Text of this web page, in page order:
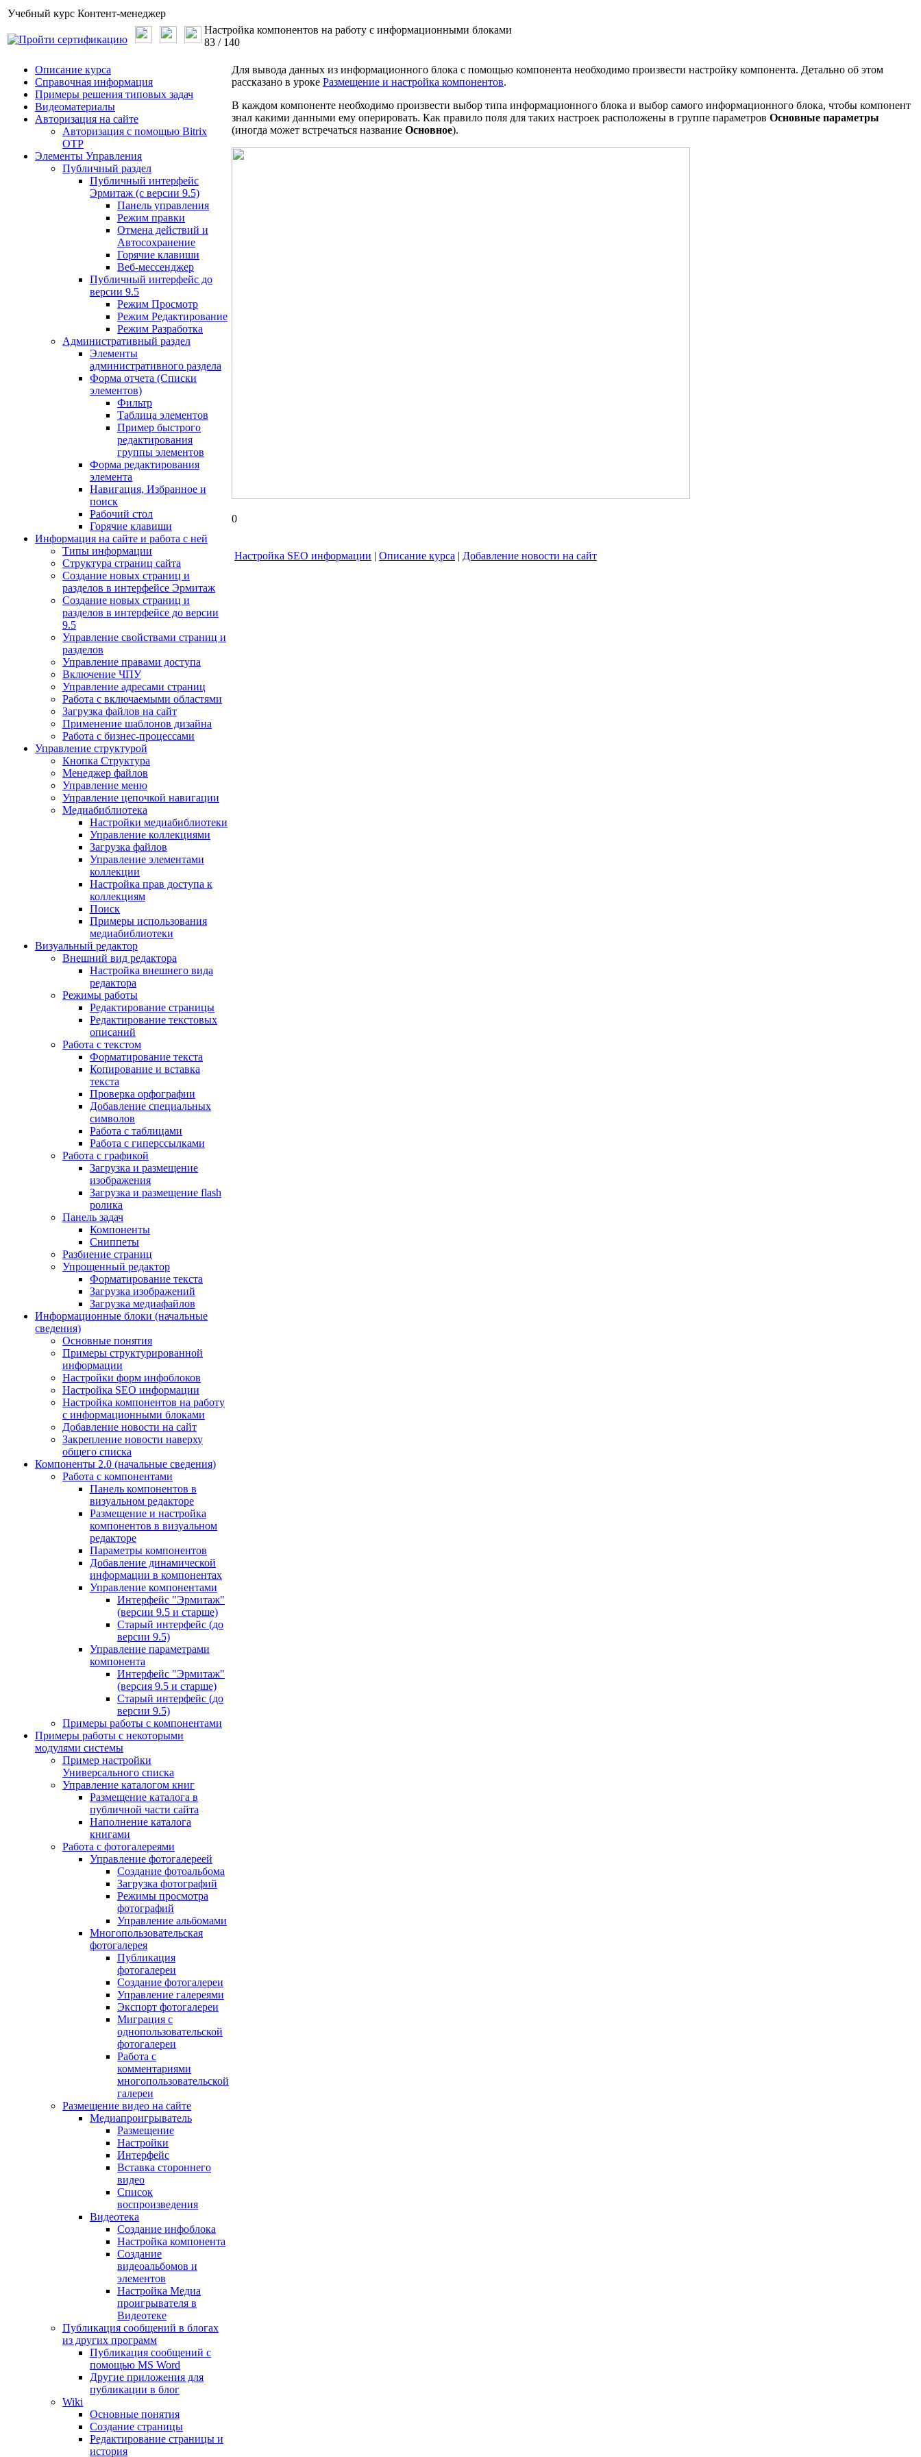
Учебный курс Контент-менеджер
Настройка компонентов на работу с информационными блоками
83 / 140
Описание курса
Справочная информация
Примеры решения типовых задач
Видеоматериалы
Авторизация на сайте
Авторизация с помощью Bitrix
OTP
Элементы Управления
Публичный раздел
Публичный интерфейс
Эрмитаж (с версии 9.5)
Панель управления
Режим правки
Отмена действий и
Автосохранение
Горячие клавиши
Веб-мессенджер
Публичный интерфейс до
версии 9.5
Режим Просмотр
Режим Редактирование
Режим Разработка
Административный раздел
Элементы
административного раздела
Форма отчета (Списки
элементов)
Фильтр
Таблица элементов
Пример быстрого
редактирования
группы элементов
Форма редактирования
элемента
Навигация, Избранное и
поиск
Рабочий стол
Горячие клавиши
Информация на сайте и работа с ней
Типы информации
Структура страниц сайта
Создание новых страниц и
разделов в интерфейсе Эрмитаж
Создание новых страниц и
разделов в интерфейсе до версии
9.5
Управление свойствами страниц и
разделов
Управление правами доступа
Включение ЧПУ
Управление адресами страниц
Работа с включаемыми областями
Загрузка файлов на сайт
Применение шаблонов дизайна
Работа с бизнес-процессами
Управление структурой
Кнопка Структура
Менеджер файлов
Управление меню
Управление цепочкой навигации
Медиабиблиотека
Настройки медиабиблиотеки
Управление коллекциями
Загрузка файлов
Управление элементами
коллекции
Настройка прав доступа к
коллекциям
Поиск
Примеры использования
медиабиблиотеки
Визуальный редактор
Внешний вид редактора
Настройка внешнего вида
редактора
Режимы работы
Редактирование страницы
Редактирование текстовых
описаний
Работа с текстом
Форматирование текста
Копирование и вставка
текста
Проверка орфографии
Добавление специальных
символов
Работа с таблицами
Работа с гиперссылками
Работа с графикой
Загрузка и размещение
изображения
Загрузка и размещение flash
ролика
Панель задач
Компоненты
Сниппеты
Разбиение страниц
Упрощенный редактор
Форматирование текста
Загрузка изображений
Загрузка медиафайлов
Информационные блоки (начальные
сведения)
Основные понятия
Примеры структурированной
информации
Настройки форм инфоблоков
Настройка SEO информации
Настройка компонентов на работу
с информационными блоками
Добавление новости на сайт
Закрепление новости наверху
общего списка
Компоненты 2.0 (начальные сведения)
Работа с компонентами
Панель компонентов в
визуальном редакторе
Размещение и настройка
компонентов в визуальном
редакторе
Параметры компонентов
Добавление динамической
информации в компонентах
Управление компонентами
Интерфейс "Эрмитаж"
(версии 9.5 и старше)
Старый интерфейс (до
версии 9.5)
Управление параметрами
компонента
Интерфейс "Эрмитаж"
(версия 9.5 и старше)
Старый интерфейс (до
версии 9.5)
Примеры работы с компонентами
Примеры работы с некоторыми
модулями системы
Пример настройки
Универсального списка
Управление каталогом книг
Размещение каталога в
публичной части сайта
Наполнение каталога
книгами
Работа с фотогалереями
Управление фотогалереей
Создание фотоальбома
Загрузка фотографий
Режимы просмотра
фотографий
Управление альбомами
Многопользовательская
фотогалерея
Публикация
фотогалереи
Создание фотогалереи
Управление галереями
Экспорт фотогалереи
Миграция с
однопользовательской
фотогалереи
Работа с
комментариями
многопользовательской
галереи
Размещение видео на сайте
Медиапроигрыватель
Размещение
Настройки
Интерфейс
Вставка стороннего
видео
Список
воспроизведения
Видеотека
Создание инфоблока
Настройка компонента
Создание
видеоальбомов и
элементов
Настройка Медиа
проигрывателя в
Видеотеке
Публикация сообщений в блогах
из других программ
Публикация сообщений с
помощью MS Word
Другие приложения для
публикации в блог
Wiki
Основные понятия
Создание страницы
Редактирование страницы и
история
Для вывода данных из информационного блока с помощью компонента необходимо произвести настройку компонента. Детально об этом
рассказано в уроке Размещение и настройка компонентов.
В каждом компоненте необходимо произвести выбор типа информационного блока и выбор самого информационного блока, чтобы компонент
знал какими данными ему оперировать. Как правило поля для таких настроек расположены в группе параметров Основные параметры
(иногда может встречаться название Основное).
0
Настройка SEO информации | Описание курса | Добавление новости на сайт